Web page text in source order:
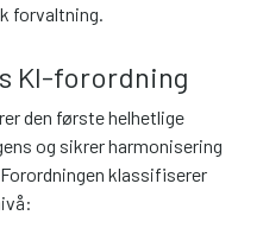
forvaltning.
KI-forordning
den første helhetlige
og sikrer harmonisering
klassifiserer